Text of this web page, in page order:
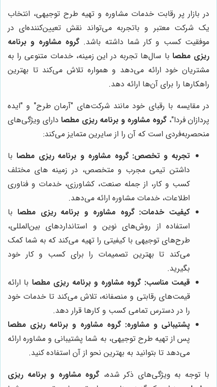
در بازار پر رقابت خدمات مشاوره و تهیه طرح توجیهی، انتخاب
یک شرکت معتبر و باتجربه می‌تواند نقش تعیین‌کننده‌ای در
موفقیت کسب و کار شما داشته باشد.گروه مشاوره و برنامه
ریزی مطصا با سال‌ها تجربه در این زمینه، خدمات متنوعی را به
مشتریان خود ارائه می‌دهد و همواره تلاش می‌کند تا بهترین
راهکارها را برای آن‌ها ارائه دهد.
در مقایسه با رقبای خود مانند شرکت‌های "آرمان طرح" و "ایده
پردازان فردا"، گروه مشاوره و برنامه ریزی مطصا دارای ویژگی‌های
منحصربه‌فردی است که آن را از سایرین متمایز می‌کند:
تجربه و تخصص: گروه مشاوره و برنامه ریزی مطصا با
داشتن تیمی مجرب و متخصص، در زمینه های مختلف
کسب و کار، از جمله صنعت، کشاورزی، خدمات و فناوری
اطلاعات، خدمات مشاوره ارائه می‌دهد.
کیفیت خدمات: گروه مشاوره و برنامه ریزی مطصا با
استفاده از روش‌های نوین و استانداردهای بین‌المللی،
طرح‌های توجیهی با کیفیتی را تهیه می‌کند که به شما کمک
می‌کند تا بهترین تصمیمات را برای کسب و کار خود
بگیرید.
قیمت مناسب: گروه مشاوره و برنامه ریزی مطصا با ارائه
قیمت‌های رقابتی و منصفانه، تلاش می‌کند تا خدمات خود
را در دسترس تمامی کسب و کارها قرار دهد.
پشتیبانی و مشاوره: گروه مشاوره و برنامه ریزی مطصا
پس از تهیه طرح توجیهی، به شما پشتیبانی و مشاوره ارائه
می‌دهد تا بتوانید به بهترین نحو از آن استفاده کنید.
با توجه به ویژگی‌های ذکر شده، گروه مشاوره و برنامه ریزی